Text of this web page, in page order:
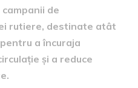
de
rutiere, destinate atât
a încuraja
și a reduce